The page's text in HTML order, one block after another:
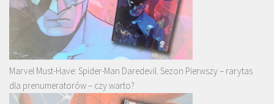
Marvel Must-Have: Spider-Man Daredevil. Sezon Pierwszy – rarytas
dla prenumeratorów – czy warto?